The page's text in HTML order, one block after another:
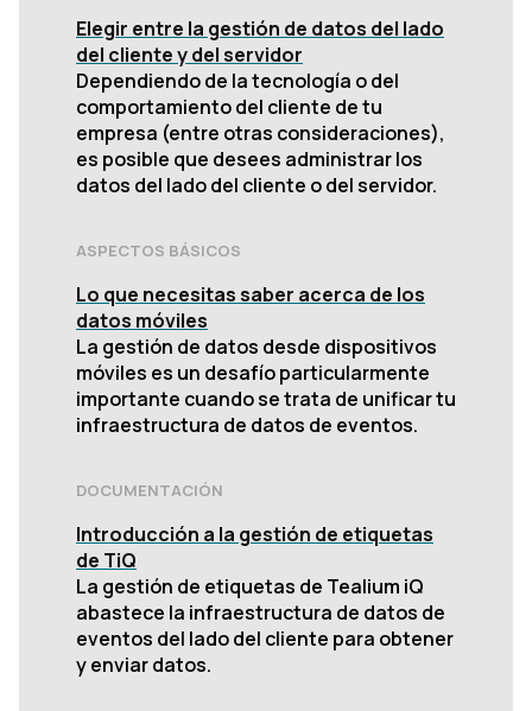
Elegir entre la gestión de datos del lado
del cliente y del servidor
Dependiendo de la tecnología o del
comportamiento del cliente de tu
empresa (entre otras consideraciones),
es posible que desees administrar los
datos del lado del cliente o del servidor.
ASPECTOS BÁSICOS
Lo que necesitas saber acerca de los
datos móviles
La gestión de datos desde dispositivos
móviles es un desafío particularmente
importante cuando se trata de unificar tu
infraestructura de datos de eventos.
DOCUMENTACIÓN
Introducción a la gestión de etiquetas
de TiQ
La gestión de etiquetas de Tealium iQ
abastece la infraestructura de datos de
eventos del lado del cliente para obtener
y enviar datos.